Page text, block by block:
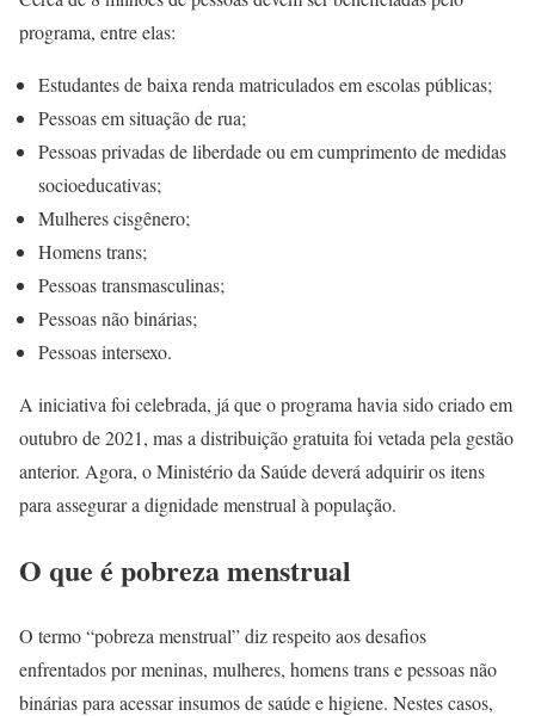
programa, entre elas:
Estudantes de baixa renda matriculados em escolas públicas;
Pessoas em situação de rua;
Pessoas privadas de liberdade ou em cumprimento de medidas
socioeducativas;
Mulheres cisgênero;
Homens trans;
Pessoas transmasculinas;
Pessoas não binárias;
Pessoas intersexo.
A iniciativa foi celebrada, já que o programa havia sido criado em
outubro de 2021, mas a distribuição gratuita foi vetada pela gestão
anterior. Agora, o Ministério da Saúde deverá adquirir os itens
para assegurar a dignidade menstrual à população.
O que é pobreza menstrual
O termo “pobreza menstrual” diz respeito aos desafios
enfrentados por meninas, mulheres, homens trans e pessoas não
binárias para acessar insumos de saúde e higiene. Nestes casos,